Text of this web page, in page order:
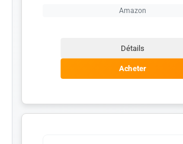
Amazon
Détails
Acheter